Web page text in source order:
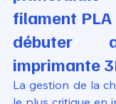
filament
débuter
imprimante
La gestion de la